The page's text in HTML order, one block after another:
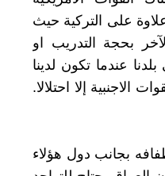
علاوة على التركية حيث
بحجة التدريب او
عندما تكون لدينا
الاجنبية إلا احتلالا.
بجانب دول هؤلاء